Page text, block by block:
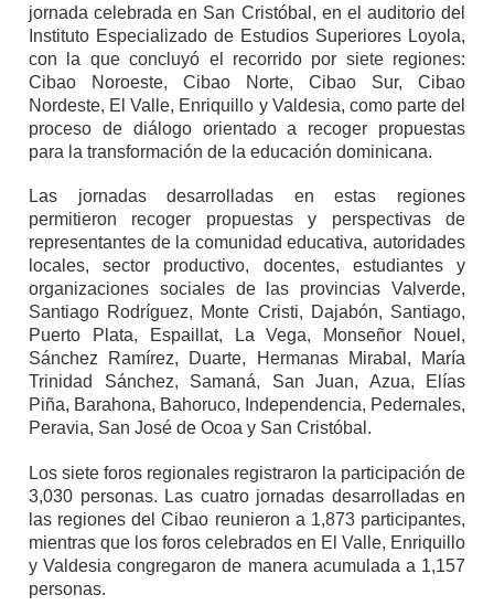
jornada celebrada en San Cristóbal, en el auditorio del
Instituto Especializado de Estudios Superiores Loyola,
con la que concluyó el recorrido por siete regiones:
Cibao Noroeste, Cibao Norte, Cibao Sur, Cibao
Nordeste, El Valle, Enriquillo y Valdesia, como parte del
proceso de diálogo orientado a recoger propuestas
para la transformación de la educación dominicana.
Las jornadas desarrolladas en estas regiones
permitieron recoger propuestas y perspectivas de
representantes de la comunidad educativa, autoridades
locales, sector productivo, docentes, estudiantes y
organizaciones sociales de las provincias Valverde,
Santiago Rodríguez, Monte Cristi, Dajabón, Santiago,
Puerto Plata, Espaillat, La Vega, Monseñor Nouel,
Sánchez Ramírez, Duarte, Hermanas Mirabal, María
Trinidad Sánchez, Samaná, San Juan, Azua, Elías
Piña, Barahona, Bahoruco, Independencia, Pedernales,
Peravia, San José de Ocoa y San Cristóbal.
Los siete foros regionales registraron la participación de
3,030 personas. Las cuatro jornadas desarrolladas en
las regiones del Cibao reunieron a 1,873 participantes,
mientras que los foros celebrados en El Valle, Enriquillo
y Valdesia congregaron de manera acumulada a 1,157
personas.